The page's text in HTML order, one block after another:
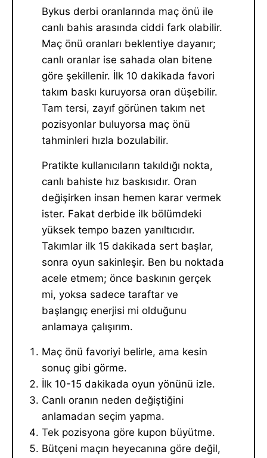
Bykus derbi oranlarında maç önü ile
canlı bahis arasında ciddi fark olabilir.
Maç önü oranları beklentiye dayanır;
canlı oranlar ise sahada olan bitene
göre şekillenir. İlk 10 dakikada favori
takım baskı kuruyorsa oran düşebilir.
Tam tersi, zayıf görünen takım net
pozisyonlar buluyorsa maç önü
tahminleri hızla bozulabilir.
Pratikte kullanıcıların takıldığı nokta,
canlı bahiste hız baskısıdır. Oran
değişirken insan hemen karar vermek
ister. Fakat derbide ilk bölümdeki
yüksek tempo bazen yanıltıcıdır.
Takımlar ilk 15 dakikada sert başlar,
sonra oyun sakinleşir. Ben bu noktada
acele etmem; önce baskının gerçek
mi, yoksa sadece taraftar ve
başlangıç enerjisi mi olduğunu
anlamaya çalışırım.
Maç önü favoriyi belirle, ama kesin
sonuç gibi görme.
İlk 10-15 dakikada oyun yönünü izle.
Canlı oranın neden değiştiğini
anlamadan seçim yapma.
Tek pozisyona göre kupon büyütme.
Bütçeni maçın heyecanına göre değil,